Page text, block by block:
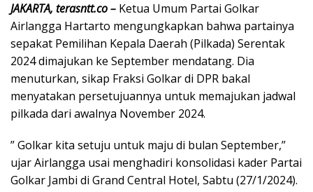
JAKARTA, terasntt.co – Ketua Umum Partai Golkar
Airlangga Hartarto mengungkapkan bahwa partainya
sepakat Pemilihan Kepala Daerah (Pilkada) Serentak
2024 dimajukan ke September mendatang. Dia
menuturkan, sikap Fraksi Golkar di DPR bakal
menyatakan persetujuannya untuk memajukan jadwal
pilkada dari awalnya November 2024.
” Golkar kita setuju untuk maju di bulan September,”
ujar Airlangga usai menghadiri konsolidasi kader Partai
Golkar Jambi di Grand Central Hotel, Sabtu (27/1/2024).